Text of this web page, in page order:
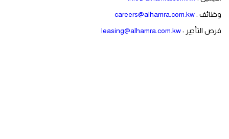
وظائف :careers@alhamra.com.kw
فرص التأجير :leasing@alhamra.com.kw